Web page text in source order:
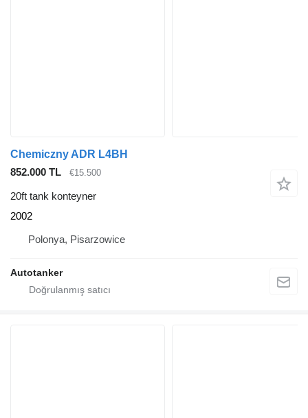
Chemiczny ADR L4BH
852.000 TL
€15.500
20ft tank konteyner
2002
Polonya, Pisarzowice
Autotanker